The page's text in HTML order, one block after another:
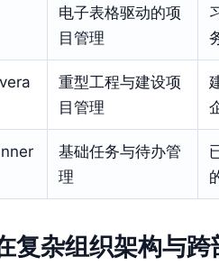
电子表格驱动的项
目管理
重型工程与建设项
目管理
基础任务与待办管
理
复杂组织架构与